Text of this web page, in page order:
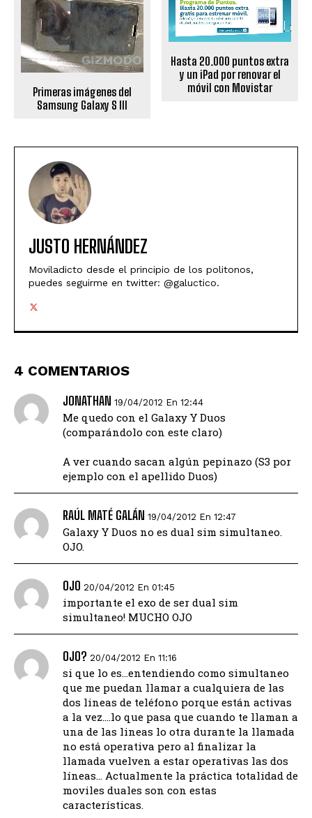
Primeras imágenes del
Samsung Galaxy S III
Hasta 20.000 puntos extra
y un iPad por renovar el
móvil con Movistar
JUSTO HERNÁNDEZ
Moviladicto desde el principio de los politonos,
puedes seguirme en twitter: @galuctico.
4 COMENTARIOS
JONATHAN 19/04/2012 En 12:44
Me quedo con el Galaxy Y Duos
(comparándolo con este claro)
A ver cuando sacan algún pepinazo (S3 por
ejemplo con el apellido Duos)
RAÚL MATÉ GALÁN 19/04/2012 En 12:47
Galaxy Y Duos no es dual sim simultaneo.
OJO.
OJO 20/04/2012 En 01:45
importante el exo de ser dual sim
simultaneo! MUCHO OJO
OJO? 20/04/2012 En 11:16
si que lo es…entendiendo como simultaneo
que me puedan llamar a cualquiera de las
dos lineas de teléfono porque están activas
a la vez….lo que pasa que cuando te llaman a
una de las lineas lo otra durante la llamada
no está operativa pero al finalizar la
llamada vuelven a estar operativas las dos
líneas… Actualmente la práctica totalidad de
moviles duales son con estas
características.